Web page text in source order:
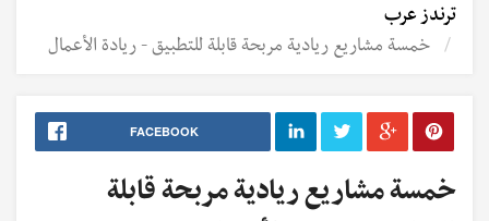
ترندز عرب
خمسة مشاريع ريادية مربحة قابلة للتطبيق - ريادة الأعمال
FACEBOOK
خمسة مشاريع ريادية مربحة قابلة